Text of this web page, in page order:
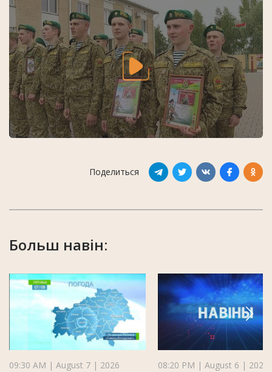
Поделиться
Больш навін:
09:30 AM | August 7 | 2026 08:20 PM | August 6 | 2026